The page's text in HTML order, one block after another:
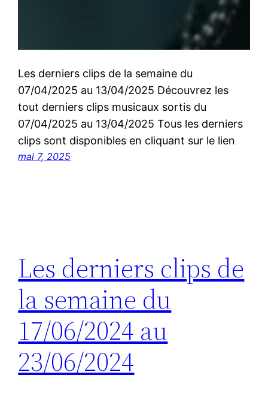
Les derniers clips de la semaine du
07/04/2025 au 13/04/2025 Découvrez les
tout derniers clips musicaux sortis du
07/04/2025 au 13/04/2025 Tous les derniers
clips sont disponibles en cliquant sur le lien
mai 7, 2025
Les derniers clips de
la semaine du
17/06/2024 au
23/06/2024